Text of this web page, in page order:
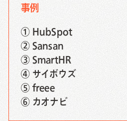
事例
① HubSpot
② Sansan
③ SmartHR
④ サイボウズ
⑤ freee
⑥ カオナビ